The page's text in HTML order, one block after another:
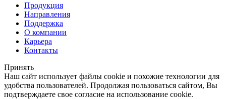
Продукция
Направления
Поддержка
О компании
Карьера
Контакты
Принять
Наш сайт использует файлы cookie и похожие технологии для
удобства пользователей. Продолжая пользоваться сайтом, Вы
подтверждаете свое согласие на использование cookie.